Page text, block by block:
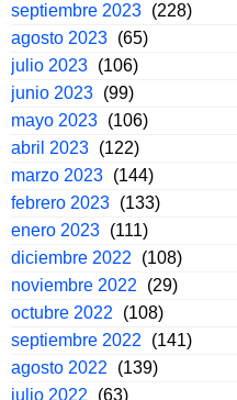
septiembre 2023 (228)
agosto 2023 (65)
julio 2023 (106)
junio 2023 (99)
mayo 2023 (106)
abril 2023 (122)
marzo 2023 (144)
febrero 2023 (133)
enero 2023 (111)
diciembre 2022
(108)
noviembre 2022
(29)
octubre 2022
(108)
septiembre 2022
(141)
agosto 2022
(139)
julio 2022
(63)